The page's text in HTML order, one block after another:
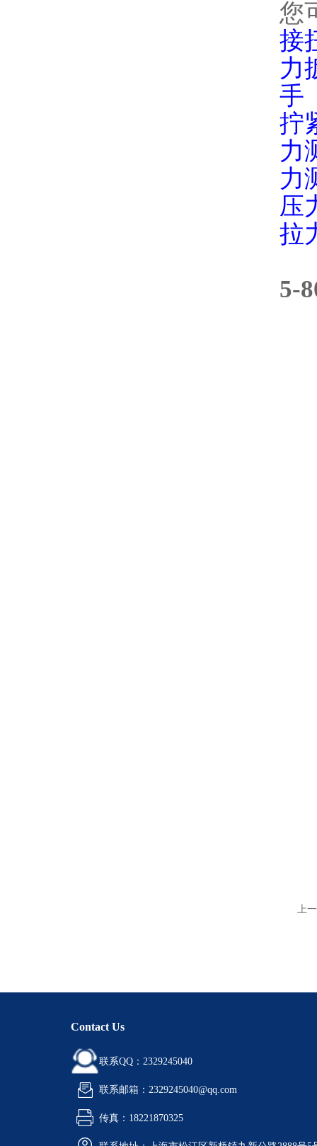
您
接
力
手
拧
力
力
压
拉
5-
上
Contact Us
联系QQ：2329245040
联系邮箱：2329245040@qq.com
传真：18221870325